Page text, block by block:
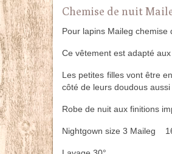
Chemise de nuit
Pour lapins Maileg chemise
Ce vêtement est adapté
Les petites filles vont être
côté de leurs doudous aussi
Robe de nuit aux finitions
Nightgown size 3 Maileg